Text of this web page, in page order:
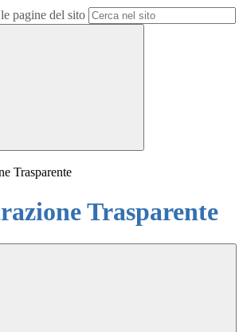
pagine del sito
Trasparente
Trasparente